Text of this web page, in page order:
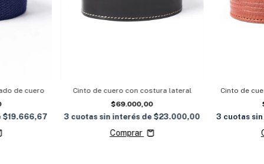
de cuero
$19.666,67
Cinto de cuero con costura lateral
$69.000,00
3 cuotas sin interés de $23.000,00
Comprar
Cinto de
3 cuotas